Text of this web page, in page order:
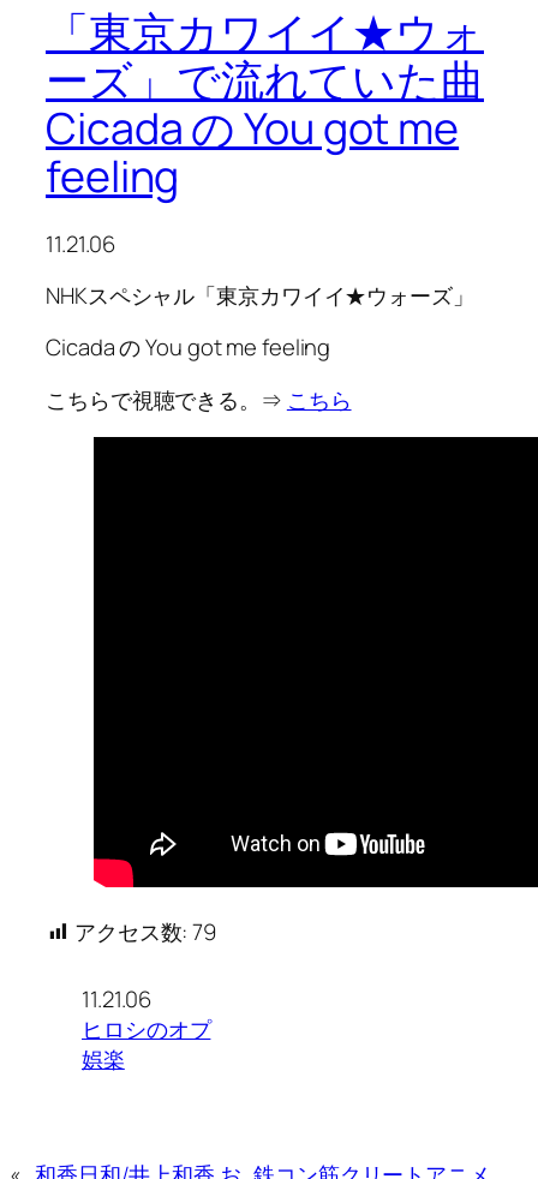
「東京カワイイ★ウォ
ーズ」で流れていた曲
Cicada の You got me
feeling
11.21.06
NHKスペシャル「東京カワイイ★ウォーズ」
Cicada の You got me feeling
こちらで視聴できる。⇒ こちら
アクセス数: 79
11.21.06
ヒロシのオプ
娯楽